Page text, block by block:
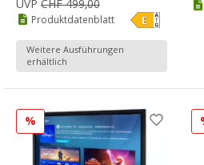
UVP CHF 499,00
Produktdatenblatt
Weitere Ausführungen
erhältlich
%